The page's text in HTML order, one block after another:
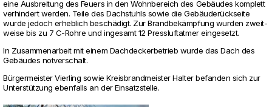
eine Aus­brei­tung des Feuers in den Wohn­be­reich des Gebäudes kom­plett
ver­hin­dert werden. Teile des Dach­stuhls sowie die Gebäuderückseite
wurde jedoch erheb­lich beschädigt. Zur Brandbekämpfung wurden zweit­
weise bis zu 7 C-Rohre und inge­samt 12 Press­luft­atmer ein­ge­setzt.
In Zusam­men­ar­beit mit einem Dach­de­cker­be­trieb wurde das Dach des
Gebäudes not­ver­schalt.
Bürger­meister Vier­ling sowie Kreis­brand­meister Halter befanden sich zur
Unterstützung eben­falls an der Ein­satz­stelle.